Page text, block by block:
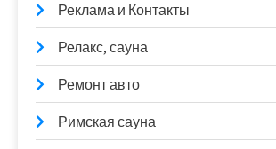
Реклама и Контакты
Релакс, сауна
Ремонт авто
Римская сауна